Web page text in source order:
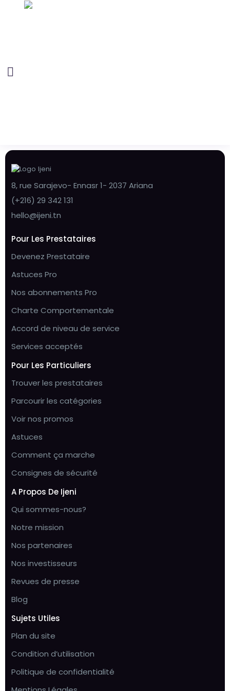
8, rue Sarajevo- Ennasr 1- 2037 Ariana
(+216) 29 342 131
hello@ijeni.tn
Pour Les Prestataires
Devenez Prestataire
Astuces Pro
Nos abonnements Pro
Charte Comportementale
Accord de niveau de service
Services acceptés
Pour Les Particuliers
Trouver les prestataires
Parcourir les catégories
Voir nos promos
Astuces
Comment ça marche
Consignes de sécurité
A Propos De Ijeni
Qui sommes-nous?
Notre mission
Nos partenaires
Nos investisseurs
Revues de presse
Blog
Sujets Utiles
Plan du site
Condition d’utilisation
Politique de confidentialité